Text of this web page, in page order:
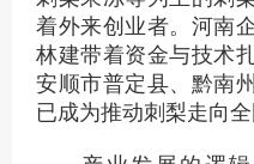
着外来创业者。河南
林建带着资金与技术
安顺市普定县、黔南
已成为推动刺梨走向全